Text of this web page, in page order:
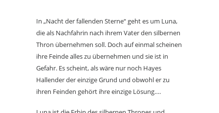
In „Nacht der fallenden Sterne“ geht es um Luna,
die als Nachfahrin nach ihrem Vater den silbernen
Thron übernehmen soll. Doch auf einmal scheinen
ihre Feinde alles zu übernehmen und sie ist in
Gefahr. Es scheint, als wäre nur noch Hayes
Hallender der einzige Grund und obwohl er zu
ihren Feinden gehört ihre einzige Lösung….